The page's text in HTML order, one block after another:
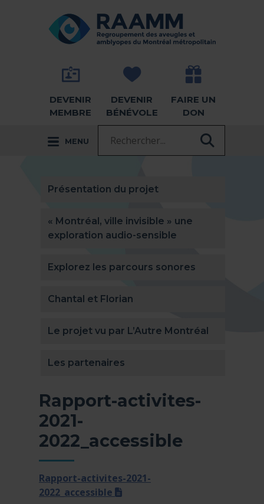
RETOUR À LA PAGE D'ACCUEIL -
DEVENIR
MEMBRE
DEVENIR
BÉNÉVOLE
FAIRE UN
DON
MENU
Présentation du projet
« Montréal, ville invisible » une
exploration audio-sensible
Explorez les parcours sonores
Chantal et Florian
Le projet vu par L’Autre Montréal
Les partenaires
Rapport-activites-
2021-
2022_accessible
Rapport-activites-2021-
2022_accessible
(pdf)